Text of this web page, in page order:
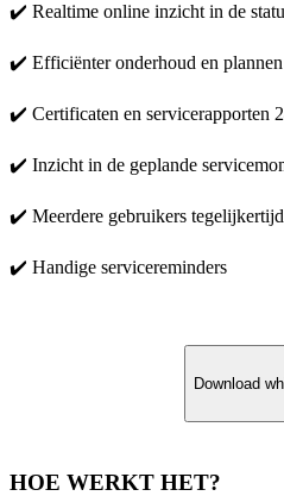
✔️ Realtime online inzicht in de
✔️ Efficiënter onderhoud en
✔️ Certificaten en servicerapporten
✔️ Inzicht in de geplande
✔️ Meerdere gebruikers
✔️ Handige servicereminders
Download
HOE WERKT HET?